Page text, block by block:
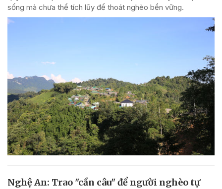
sống mà chưa thể tích lũy để thoát nghèo bền vững.
Nghệ An: Trao "cần câu" để người nghèo tự